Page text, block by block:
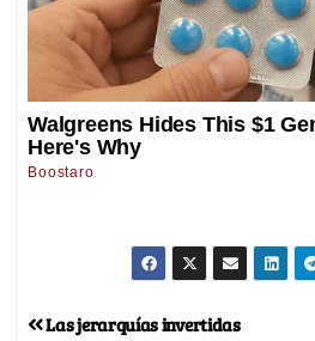
Las jerarquías invertidas